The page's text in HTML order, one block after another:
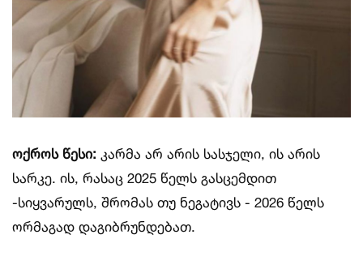
ოქროს წესი: კარმა არ არის სასჯელი, ის არის
სარკე. ის, რასაც 2025 წელს გასცემდით
-სიყვარულს, შრომას თუ ნეგატივს - 2026 წელს
ორმაგად დაგიბრუნდებათ.